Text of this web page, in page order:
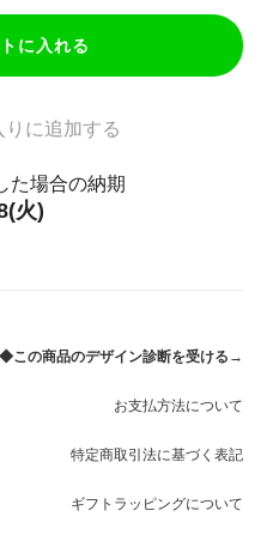
に入れる
りに追加する
た場合の納期
火)
◆この商品のデザイン診断を受ける→
お支払方法について
特定商取引法に基づく表記
ギフトラッピングについて